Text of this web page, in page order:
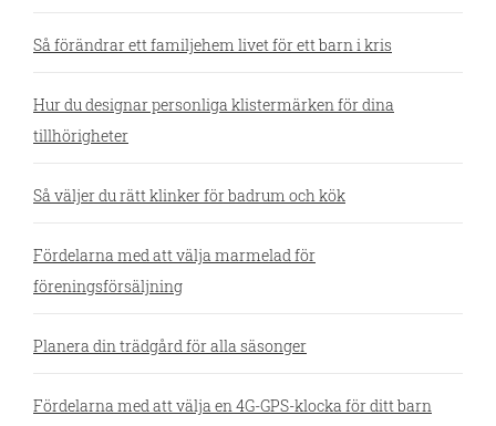
Så förändrar ett familjehem livet för ett barn i kris
Hur du designar personliga klistermärken för dina
tillhörigheter
Så väljer du rätt klinker för badrum och kök
Fördelarna med att välja marmelad för
föreningsförsäljning
Planera din trädgård för alla säsonger
Fördelarna med att välja en 4G-GPS-klocka för ditt barn